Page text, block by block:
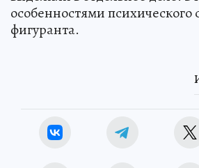
особенностями психического
фигуранта.